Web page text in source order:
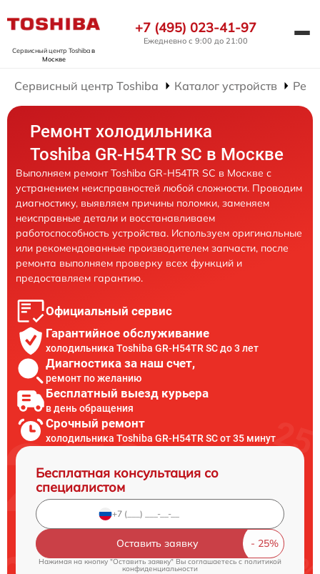
Сервисный центр Toshibaв
Москве
+7 (495) 023-41-97
Ежедневно с 9:00 до 21:00
Сервисный центр Toshiba Каталог устройств
Ремонт холодильника
Toshiba GR-H54TR SC в Москве
Выполняем ремонт Toshiba GR-H54TR SC в Москве с
устранением неисправностей любой сложности. Проводим
диагностику, выявляем причины поломки, заменяем
неисправные детали и восстанавливаем
работоспособность устройства. Используем оригинальные
или рекомендованные производителем запчасти, после
ремонта выполняем проверку всех функций и
предоставляем гарантию.
Официальный сервис
Гарантийное обслуживание
холодильника Toshiba GR-H54TR SC до 3 лет
Диагностика за наш счет,
ремонт по желанию
Бесплатный выезд курьера
в день обращения
Срочный ремонт
холодильника Toshiba GR-H54TR SC от 35 минут
Бесплатная консультация со
специалистом
Оставить заявку
Нажимая на кнопку "Оставить заявку" Вы соглашаетесь cполитикой
конфиденциальности